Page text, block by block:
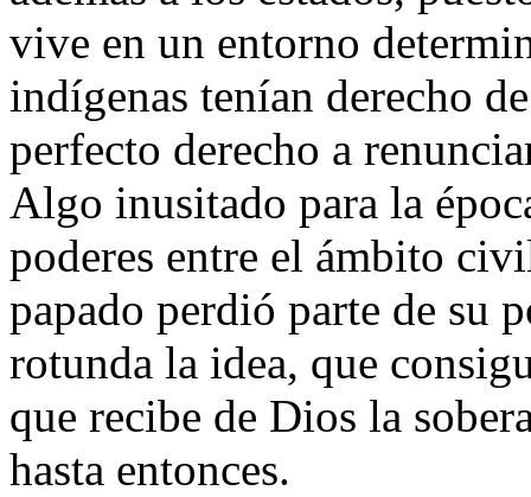
vive en un entorno
indígenas tenían derecho
perfecto derecho a
Algo inusitado para la
poderes entre el ámbito
papado perdió parte de su
rotunda la idea, que
que recibe de Dios la
hasta entonces.